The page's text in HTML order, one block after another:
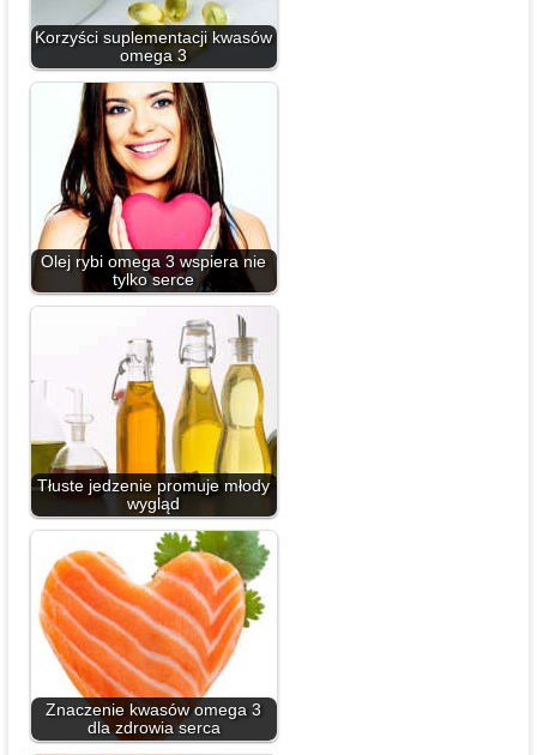
Korzyści suplementacji kwasów
omega 3
Olej rybi omega 3 wspiera nie
tylko serce
Tłuste jedzenie promuje młody
wygląd
Znaczenie kwasów omega 3
dla zdrowia serca